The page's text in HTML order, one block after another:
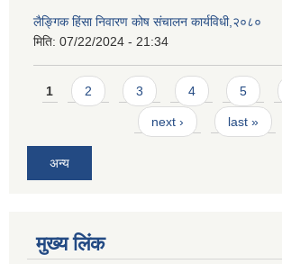
लैङ्गिक हिंसा निवारण कोष संचालन कार्यविधी,२०८०
मिति: 07/22/2024 - 21:34
Pages
1 2 3 4 5
next › last »
अन्य
मुख्य लिंक